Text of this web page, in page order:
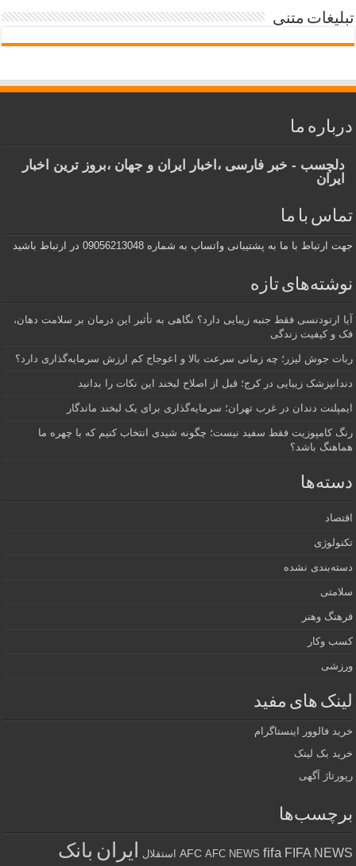
تبلیغات متنی
درباره ما
دلچسب - خبر فارسی ،اخبار ایران و جهان ،بروز ترین اخبار
ایران
تماس با ما
جهت ارتباط با ما به پشتیبانی واتساپ به شماره 09056213048 در ارتباط باشید
نوشته‌های تازه
آیا ارتودنسی فقط جنبه زیبایی دارد؟ نگاهی به تأثیر این درمان بر سلامت دهان،
فک و کیفیت زندگی
ربات جوش لیزر؛ چه زمانی سرعت بالا و اعوجاج کم ارزش سرمایه‌گذاری دارد؟
دندانپزشک زیبایی در کرج؛ قبل از اصلاح لبخند این نکات را بدانید
ایمپلنت دندان در غرب تهران؛ سرمایه‌گذاری برای یک لبخند ماندگار
رنگ کامپوزیت فقط سفید نیست؛ چگونه شیدی انتخاب کنیم که با چهره ما
هماهنگ باشد؟
دسته‌ها
اقتصاد
تکنولوژی
دسته‌بندی نشده
سلامتی
فرهنگ وهنر
کسب وکار
ورزشی
لینک های مفید
خرید فالوور اینستاگرام
خرید بک لینک
رپورتاژ آگهی
برچسب‌ها
AFC AFC NEWS fifa FIFA NEWS استقلال ایران بانک